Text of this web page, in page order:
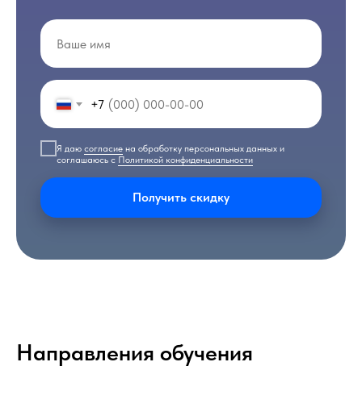
+7
Я даю согласие на обработку персональных данных и
соглашаюсь с Политикой конфиденциальности
Получить скидку
Направления обучения